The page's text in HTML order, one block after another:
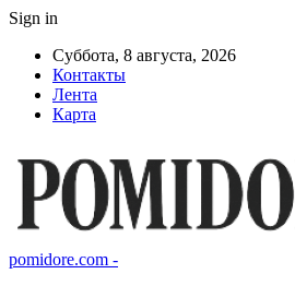
Sign in
Суббота, 8 августа, 2026
Контакты
Лента
Карта
pomidore.com -